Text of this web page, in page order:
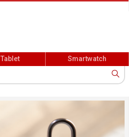
Tablet Smartwatch